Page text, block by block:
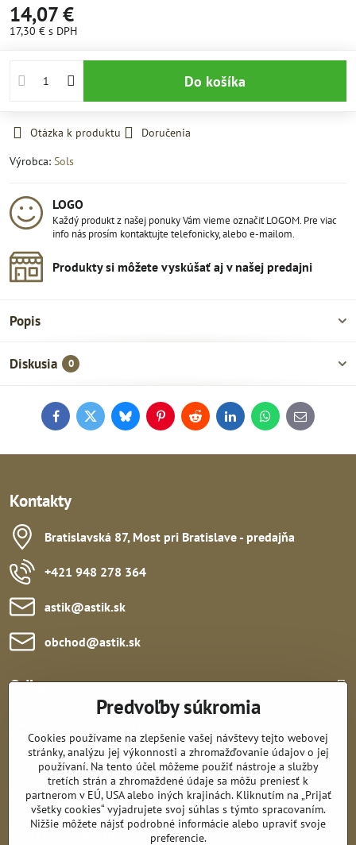
14,07 €
17,30 € s DPH
Do košíka
Otázka k produktu
Doručenia
Výrobca: Sols
LOGO
Každý produkt z našej ponuky Vám vieme označiť LOGOM. Pre viac
info nás prosím kontaktujte telefonicky, alebo e-mailom.
Produkty si môžete vyskúšať aj v našej predajni
Popis
Diskusia 0
FacebookTwitterBlueskyPinterestReddit LinkedInWhatsApp
E-
mail
Kontakty
Bratislavská 87, Most pri Bratislave - predajňa
+421 948 278 364
astik​@astik​.sk
obchod​@astik​.sk
Odkazy:
Sledujte nás:
Všetko k nákupu:
Predvoľby súkromia
Cookies používame na zlepšenie vašej návštevy tejto webovej
stránky, analýzu jej výkonnosti a zhromažďovanie údajov o jej
používaní. Na tento účel môžeme použiť nástroje a služby
tretích strán a zhromaždené údaje sa môžu preniesť k
partnerom v EÚ, USA alebo iných krajinách. Kliknutím na „Prijať
všetky cookies“ vyjadrujete svoj súhlas s týmto spracovaním.
Nižšie môžete nájsť podrobné informácie alebo upraviť svoje
preferencie.